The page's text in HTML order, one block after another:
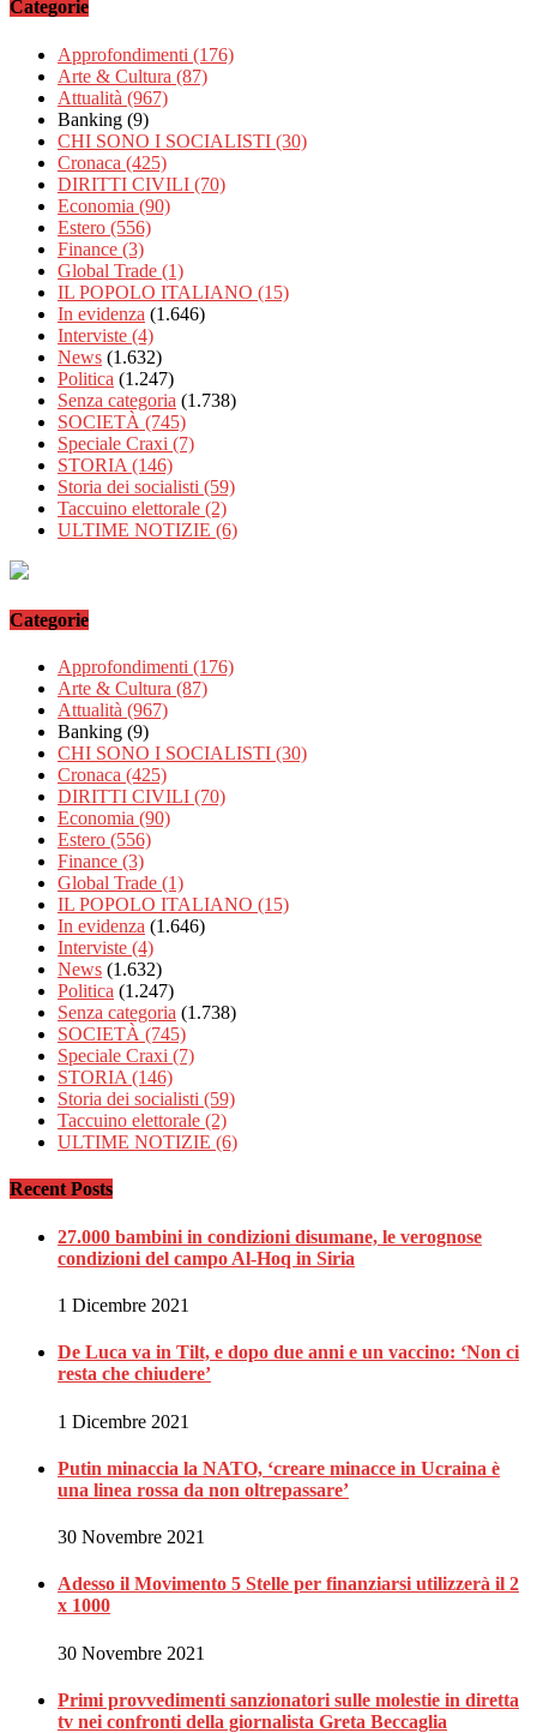
Categorie
Approfondimenti (176)
Arte & Cultura (87)
Attualità (967)
Banking (9)
CHI SONO I SOCIALISTI (30)
Cronaca (425)
DIRITTI CIVILI (70)
Economia (90)
Estero (556)
Finance (3)
Global Trade (1)
IL POPOLO ITALIANO (15)
In evidenza (1.646)
Interviste (4)
News (1.632)
Politica (1.247)
Senza categoria (1.738)
SOCIETÀ (745)
Speciale Craxi (7)
STORIA (146)
Storia dei socialisti (59)
Taccuino elettorale (2)
ULTIME NOTIZIE (6)
Categorie
Approfondimenti (176)
Arte & Cultura (87)
Attualità (967)
Banking (9)
CHI SONO I SOCIALISTI (30)
Cronaca (425)
DIRITTI CIVILI (70)
Economia (90)
Estero (556)
Finance (3)
Global Trade (1)
IL POPOLO ITALIANO (15)
In evidenza (1.646)
Interviste (4)
News (1.632)
Politica (1.247)
Senza categoria (1.738)
SOCIETÀ (745)
Speciale Craxi (7)
STORIA (146)
Storia dei socialisti (59)
Taccuino elettorale (2)
ULTIME NOTIZIE (6)
Recent Posts
27.000 bambini in condizioni disumane, le verognose
condizioni del campo Al-Hoq in Siria
1 Dicembre 2021
De Luca va in Tilt, e dopo due anni e un vaccino: ‘Non ci
resta che chiudere’
1 Dicembre 2021
Putin minaccia la NATO, ‘creare minacce in Ucraina è
una linea rossa da non oltrepassare’
30 Novembre 2021
Adesso il Movimento 5 Stelle per finanziarsi utilizzerà il 2
x 1000
30 Novembre 2021
Primi provvedimenti sanzionatori sulle molestie in diretta
tv nei confronti della giornalista Greta Beccaglia